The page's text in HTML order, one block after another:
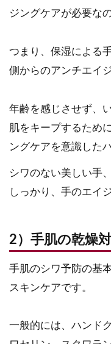
ジングケアが必要な
つまり、保湿による
側からのアンチエイ
年齢を感じさせず、
肌をキープするため
ングケアを意識した
シワのない美しい手
しっかり、手のエイ
2）手肌の乾燥
手肌のシワ予防の基
スキンケアです。
一般的には、ハンド